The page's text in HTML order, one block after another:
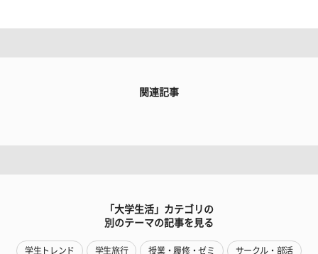
関連記事
「大学生活」カテゴリの
別のテーマの記事を見る
学生トレンド 学生旅行 授業・履修・ゼミ サークル・部活